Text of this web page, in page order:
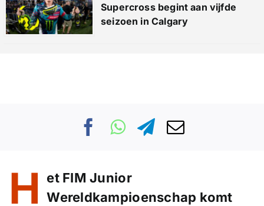
Supercross begint aan vijfde
seizoen in Calgary
H
et FIM Junior
Wereldkampioenschap komt